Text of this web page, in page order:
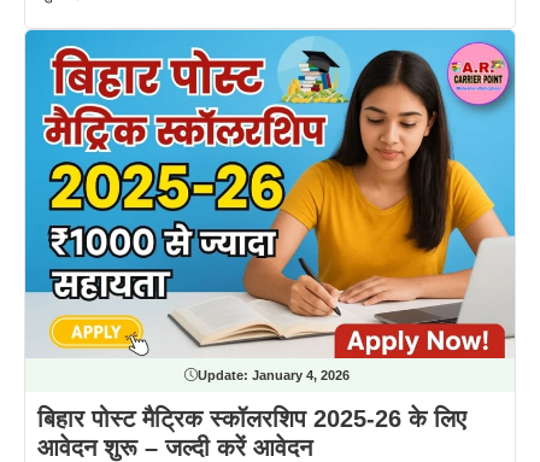
Update: January 4, 2026
बिहार पोस्ट मैट्रिक स्कॉलरशिप 2025-26 के लिए
आवेदन शुरू – जल्दी करें आवेदन